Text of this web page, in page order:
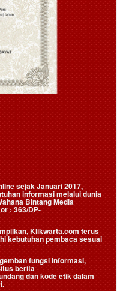
sejak Januari 2017,
informasi melalui dunia
Bintang Media
: 363/DP-
Klikwarta.com terus
kebutuhan pembaca sesuai
fungsi informasi,
berita
dan kode etik dalam